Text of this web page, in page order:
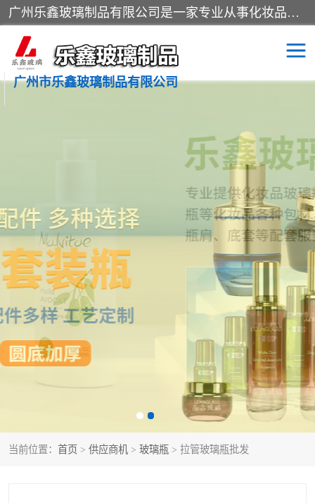
广州乐鑫玻璃制品有限公司是一家专业从事化妆品瓶子、化妆品玻璃瓶子、膏霜瓶、化妆品玻璃瓶等产品的集开发研制、生产、销售于一体的实业型玻璃制品生产企业。产品从设计、开模、试样、生产、蒙砂、抛光、喷涂、高低温单色及多色印刷，烫金（银）到交货实现一条龙服务。
广州市乐鑫玻璃制品有限公司
当前位置： 首页 > 供应商机 > 玻璃瓶 > 拉管玻璃瓶批发
香水包装瓶
化妆品玻璃瓶
膏霜瓶 玻璃瓶
分装瓶 化妆品包材
拉管瓶